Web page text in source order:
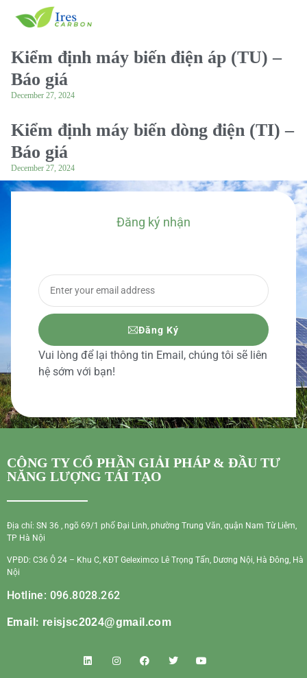
Kiểm định máy biến điện áp (TU) –
Báo giá
December 27, 2024
Kiểm định máy biến dòng điện (TI) –
Báo giá
December 27, 2024
Đăng ký nhận
Đăng Ký
Vui lòng để lại thông tin Email, chúng tôi sẽ liên
hệ sớm với bạn!
CÔNG TY CỔ PHẦN GIẢI PHÁP & ĐẦU TƯ
NĂNG LƯỢNG TÁI TẠO
Địa chỉ: SN 36 , ngõ 69/1 phố Đại Linh, phường Trung Văn, quận Nam Từ Liêm,
TP Hà Nội
VPĐD: C36 Ô 24 – Khu C, KĐT Geleximco Lê Trọng Tấn, Dương Nội, Hà Đông, Hà
Nội
Hotline: 096.8028.262
Email: reisjsc2024@gmail.com